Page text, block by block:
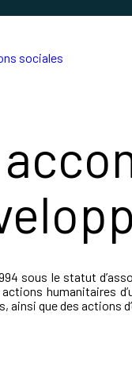
sociales
sous le statut
humanitaires
ainsi que des actions